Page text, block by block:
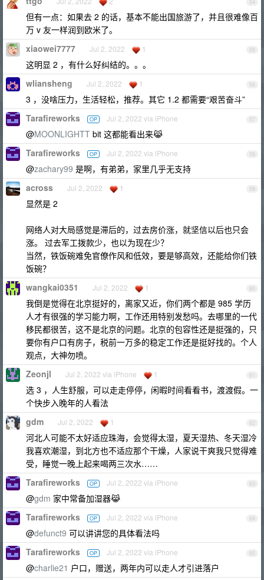
54
但有一点：如果去 2 的话，基本不能出国旅游了，并且很难像百
万 v 友一样润到欧米了。
55
xiaowei7777 Jul 2, 2022 1
这明显 2 ，有什么好纠结的。。。
56
wliansheng Jul 2, 2022 1
3 ，没啥压力，生活轻松，推荐。其它 1.2 都需要“艰苦奋斗”
57
Tarafireworks OP Jul 2, 2022 via iPhone
@MOONLIGHTT bit 这都能看出来😹
58
Tarafireworks OP Jul 2, 2022 via iPhone
@zachary99 是啊，有弟弟，家里几乎无支持
59
across Jul 2, 2022 1
显然是 2
网络人对大局感觉是滞后的，过去房价涨，就坚信以后也只会
涨。 过去军工拨款少，也以为现在少？
当然，铁饭碗难免官僚作风和低效，要是够高效，还能给你们铁
饭碗？
60
wangkai0351 Jul 2, 2022 1
我倒是觉得在北京挺好的，离家又近，你们两个都是 985 学历
人才有很强的学习能力啊，工作还用特别发愁吗。去哪里的一代
移民都很苦，这不是北京的问题。北京的包容性还是挺强的，只
要你有户口有房子，税前一万多的稳定工作还是挺好找的。个人
观点，大神勿喷。
61
Zeonjl Jul 2, 2022 via iPhone 1
选 3 ，人生舒服，可以走走停停，闲暇时间看看书，渡渡假。一
个快步入晚年的人看法
62
gdm Jul 2, 2022 1
河北人可能不太好适应珠海，会觉得太湿，夏天湿热、冬天湿冷
我喜欢潮湿，到北方也不适应那个干燥，人家说干爽我只觉得难
受，睡觉一晚上起来喝两三次水……
63
Tarafireworks OP Jul 2, 2022 via iPhone
@gdm 家中常备加湿器😹
64
Tarafireworks OP Jul 2, 2022 via iPhone
@defunct9 可以讲讲您的具体看法吗
65
Tarafireworks OP Jul 2, 2022 via iPhone
@charlie21 户口，赠送，两年内可以走人才引进落户